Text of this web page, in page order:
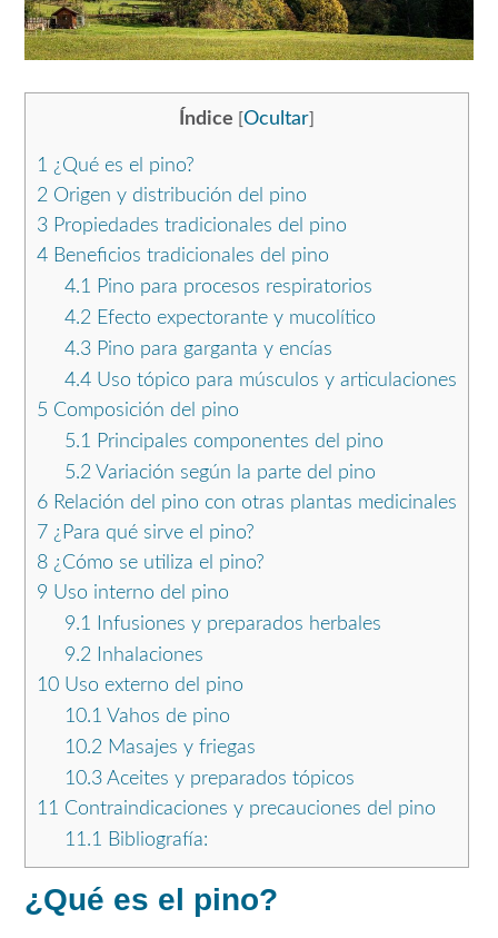
Índice Ocultar
1 ¿Qué es el pino?
2 Origen y distribución del pino
3 Propiedades tradicionales del pino
4 Beneficios tradicionales del pino
4.1 Pino para procesos respiratorios
4.2Efecto expectorante y mucolítico
4.3Pino para garganta y encías
4.4Uso tópico para músculos y articulaciones
5 Composición del pino
5.1 Principales componentes del pino
5.2Variación según la parte del pino
6 Relación del pino con otras plantas medicinales
7 ¿Para qué sirve el pino?
8 ¿Cómo se utiliza el pino?
9 Uso interno del pino
9.1 Infusiones y preparados herbales
9.2Inhalaciones
10 Uso externo del pino
10.1 Vahos de pino
10.2Masajes y friegas
10.3Aceites y preparados tópicos
11 Contraindicaciones y precauciones del pino
11.1 Bibliografía:
¿Qué es el pino?